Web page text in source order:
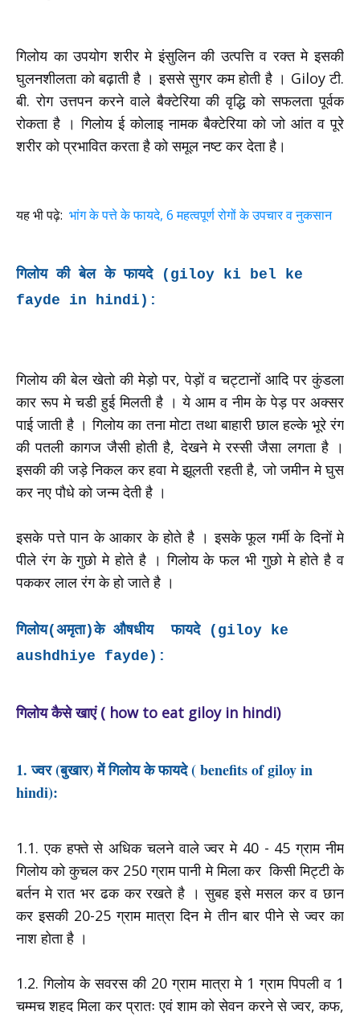
गिलोय का उपयोग शरीर मे इंसुलिन की उत्पत्ति व रक्त मे इसकी
घुलनशीलता को बढ़ाती है । इससे सुगर कम होती है । Giloy टी.
बी. रोग उत्तपन करने वाले बैक्टेरिया की वृद्धि को सफलता पूर्वक
रोकता है । गिलोय ई कोलाइ नामक बैक्टेरिया को जो आंत व पूरे
शरीर को प्रभावित करता है को समूल नष्ट कर देता है।
यह भी पढ़े: भांग के पत्ते के फायदे, 6 महत्वपूर्ण रोगों के उपचार व नुकसान
गिलोय की बेल के फायदे (giloy ki bel ke
fayde in hindi):
गिलोय की बेल खेतो की मेड़ो पर, पेड़ों व चट्टानों आदि पर कुंडला
कार रूप मे चडी हुई मिलती है । ये आम व नीम के पेड़ पर अक्सर
पाई जाती है । गिलोय का तना मोटा तथा बाहारी छाल हल्के भूरे रंग
की पतली कागज जैसी होती है, देखने मे रस्सी जैसा लगता है ।
इसकी की जड़े निकल कर हवा मे झूलती रहती है, जो जमीन मे घुस
कर नए पौधे को जन्म देती है ।
इसके पत्ते पान के आकार के होते है । इसके फूल गर्मी के दिनों मे
पीले रंग के गुछो मे होते है । गिलोय के फल भी गुछो मे होते है व
पककर लाल रंग के हो जाते है ।
गिलोय(अमृता)के औषधीय फायदे (giloy ke
aushdhiye fayde):
गिलोय कैसे खाएं ( how to eat giloy in hindi)
1. ज्वर (बुखार) में गिलोय के फायदे ( benefits of giloy in
hindi):
1.1. एक हफ्ते से अधिक चलने वाले ज्वर मे 40 - 45 ग्राम नीम
गिलोय को कुचल कर 250 ग्राम पानी मे मिला कर किसी मिट्टी के
बर्तन मे रात भर ढक कर रखते है । सुबह इसे मसल कर व छान
कर इसकी 20-25 ग्राम मात्रा दिन मे तीन बार पीने से ज्वर का
नाश होता है ।
1.2. गिलोय के सवरस की 20 ग्राम मात्रा मे 1 ग्राम पिपली व 1
चम्मच शहद मिला कर प्रातः एवं शाम को सेवन करने से ज्वर, कफ,